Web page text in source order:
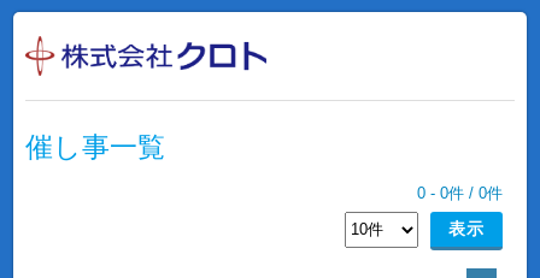
催し事一覧
0- 0件 / 0件